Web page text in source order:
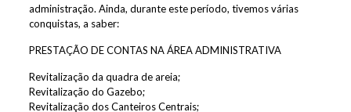
administração. Ainda, durante este período, tivemos várias
conquistas, a saber:
PRESTAÇÃO DE CONTAS NA ÁREA ADMINISTRATIVA
Revitalização da quadra de areia;
Revitalização do Gazebo;
Revitalização dos Canteiros Centrais;